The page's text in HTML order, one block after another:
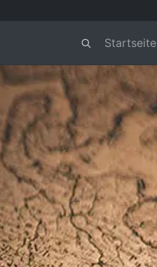
Startseite